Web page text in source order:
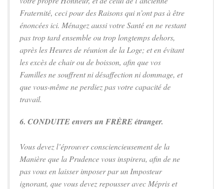
Fraternité, ceci pour des Raisons qui n’ont pas à être
énoncées ici. Ménagez aussi votre Santé en ne restant
pas trop tard ensemble ou trop longtemps dehors,
après les Heures de réunion de la Loge; et en évitant
les excès de chair ou de boisson, afin que vos
Familles ne souffrent ni désaffection ni dommage, et
que vous-même ne perdiez pas votre capacité de
travail.
6. CONDUITE envers un FRÈRE étranger.
Vous devez l’éprouver consciencieusement de la
Manière que la Prudence vous inspirera, afin de ne
pas vous en laisser imposer par un Imposteur
ignorant, que vous devez repousser avec Mépris et